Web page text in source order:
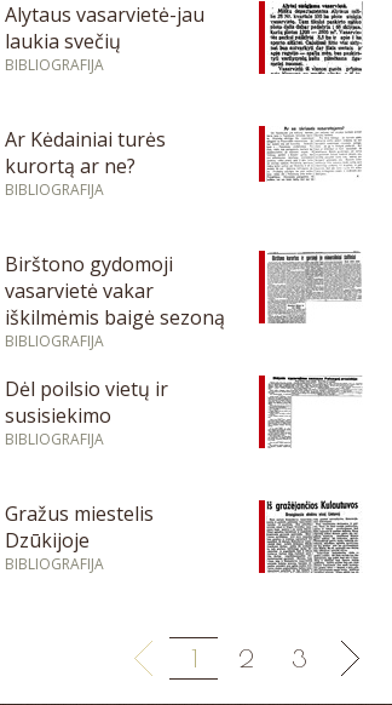
Alytaus vasarvietė-jau
laukia svečių
BIBLIOGRAFIJA
Ar Kėdainiai turės
kurortą ar ne?
BIBLIOGRAFIJA
Birštono gydomoji
vasarvietė vakar
iškilmėmis baigė sezoną
BIBLIOGRAFIJA
Dėl poilsio vietų ir
susisiekimo
BIBLIOGRAFIJA
Gražus miestelis
Dzūkijoje
BIBLIOGRAFIJA
1 2 3